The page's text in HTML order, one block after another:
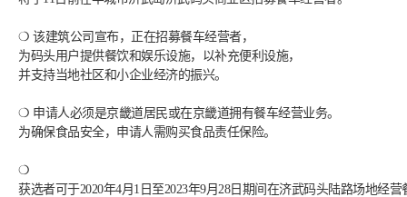
❍ 该建筑公司宣布，正在招募餐车经营者，
为码头用户提供餐饮和娱乐设施，以补充便利设施，
并支持当地社区和小企业经济的振兴。
❍ 申请人必须是京畿道居民或在京畿道拥有餐车经营业务。
为确保食品安全，申请人需购买食品责任保险。
❍
获选者可于2020年4月1日至2023年9月28日期间在济武码头陆路场地经营